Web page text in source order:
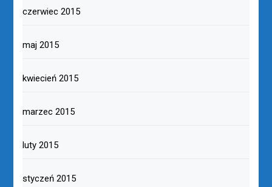
czerwiec 2015
maj 2015
kwiecień 2015
marzec 2015
luty 2015
styczeń 2015